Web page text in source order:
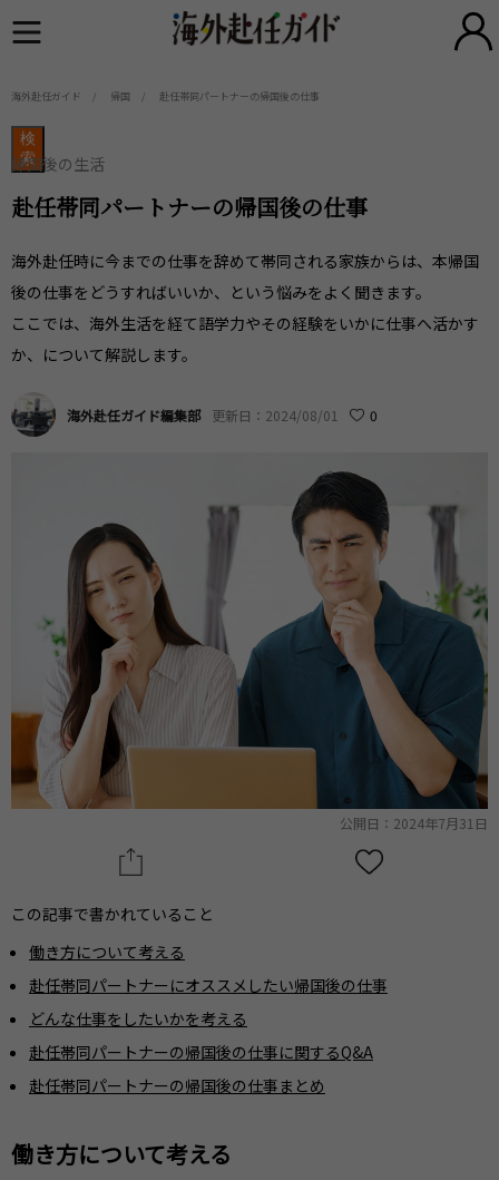
海外赴任ガイド 帰国 赴任帯同パートナーの帰国後の仕事
検
索
帰国後の生活
赴任帯同パートナーの帰国後の仕事
海外赴任時に今までの仕事を辞めて帯同される家族からは、本帰国
後の仕事をどうすればいいか、という悩みをよく聞きます。
ここでは、海外生活を経て語学力やその経験をいかに仕事へ活かす
か、について解説します。
海外赴任ガイド編集部 更新日：2024/08/01 0
公開日：2024年7月31日
この記事で書かれていること
働き方について考える
赴任帯同パートナーにオススメしたい帰国後の仕事
どんな仕事をしたいかを考える
赴任帯同パートナーの帰国後の仕事に関するQ&A
赴任帯同パートナーの帰国後の仕事まとめ
働き方について考える